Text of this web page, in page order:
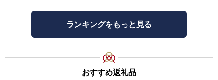
ランキングをもっと見る
おすすめ返礼品